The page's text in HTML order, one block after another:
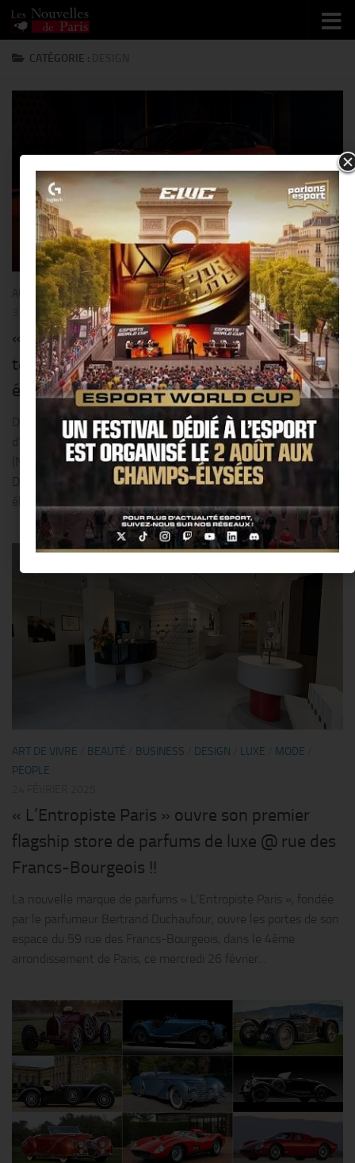
Skip to content
CATÉGORIE :
AUTOMOBILE /BUSINESS/DESIGN/HIGH-TECH /LUXE/VOYAGE
3 MARS 2025
« Dolby et General Motors » intègrent la
technologie Dolby Atmos sur les véhicules
électriques « Cadillac » de 2026 !!
Dolby Laboratories, Inc. (NYSE: DLB), leader en matière
d’expériences de divertissement immersives et General Motors
(NYSE: GM) ont annoncé dernièrement que la technologie
Dolby Atmos® sera proposée sur l’ensemble des véhicules
électriques Cadillac en 2026. Cela...
ART DE VIVRE BEAUTÉ BUSINESS DESIGN LUXE MODE
PEOPLE
« L’Entropiste Paris » ouvre son premier
flagship store de parfums de luxe @ rue des
Francs-Bourgeois !!
La nouvelle marque de parfums « L’Entropiste Paris », fondée
par le parfumeur Bertrand Duchaufour, ouvre les portes de son
espace du 59 rue des Francs-Bourgeois, dans le 4ème
arrondissement de Paris, ce mercredi 26 février...